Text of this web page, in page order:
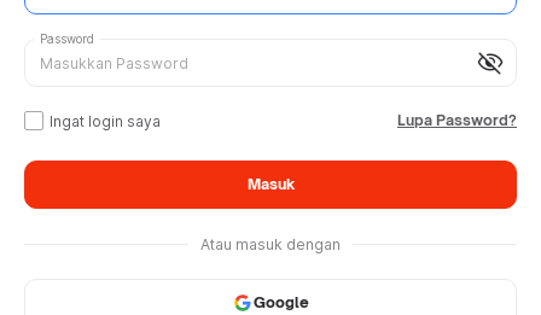
visibility_off
Password
Ingat login saya Lupa Password?
Masuk
Atau masuk dengan
Google